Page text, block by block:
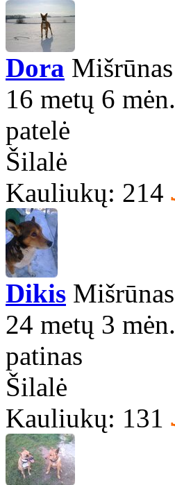
Dora Mišrūnas
16 metų 6 mėn.
patelė
Šilalė
Kauliukų: 214
Dikis Mišrūnas
24 metų 3 mėn.
patinas
Šilalė
Kauliukų: 131